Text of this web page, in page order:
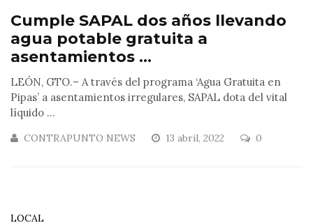
Cumple SAPAL dos años llevando
agua potable gratuita a
asentamientos ...
LEÓN, GTO.– A través del programa ‘Agua Gratuita en
Pipas’ a asentamientos irregulares, SAPAL dota del vital
líquido ...
CONTRAPUNTO NEWS 13 abril, 2022 0
LOCAL